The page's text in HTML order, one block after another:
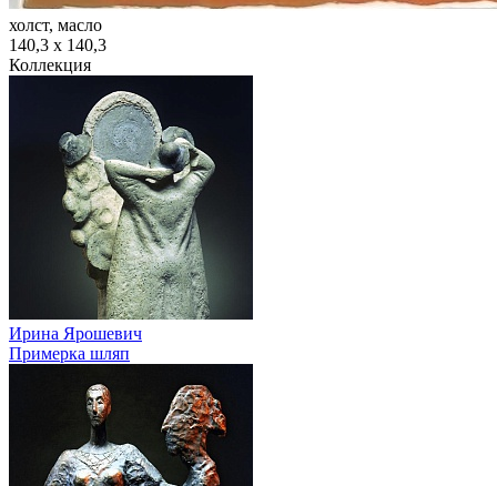
холст, масло
140,3 х 140,3
Коллекция
Ирина Ярошевич
Примерка шляп